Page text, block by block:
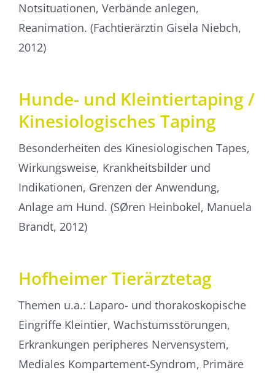
Notsituationen, Verbände anlegen,
Reanimation. (Fachtierärztin Gisela Niebch,
2012)
Hunde- und Kleintier­taping /
Kinesio­logisches Taping
Besonderheiten des Kinesiologischen Tapes,
Wirkungsweise, Krankheitsbilder und
Indikationen, Grenzen der Anwendung,
Anlage am Hund. (SØren Heinbokel, Manuela
Brandt, 2012)
Hofheimer Tierärztetag
Themen u.a.: Laparo- und thorakoskopische
Eingriffe Kleintier, Wachstumsstörungen,
Erkrankungen peripheres Nervensystem,
Mediales Kompartement-Syndrom, Primäre